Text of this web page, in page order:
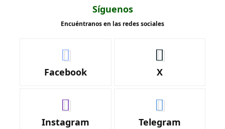
Síguenos
Encuéntranos en las redes sociales
Facebook X
Instagram Telegram